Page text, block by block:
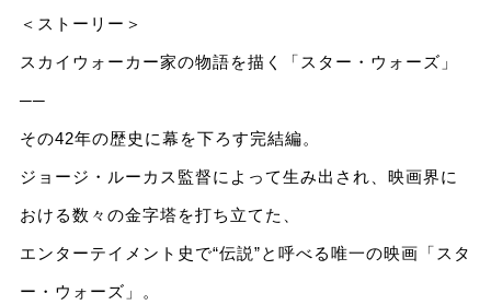
＜ストーリー＞
スカイウォーカー家の物語を描く「スター・ウォーズ」
──
その42年の歴史に幕を下ろす完結編。
ジョージ・ルーカス監督によって生み出され、映画界に
おける数々の金字塔を打ち立てた、
エンターテイメント史で“伝説”と呼べる唯一の映画「スタ
ー・ウォーズ」。